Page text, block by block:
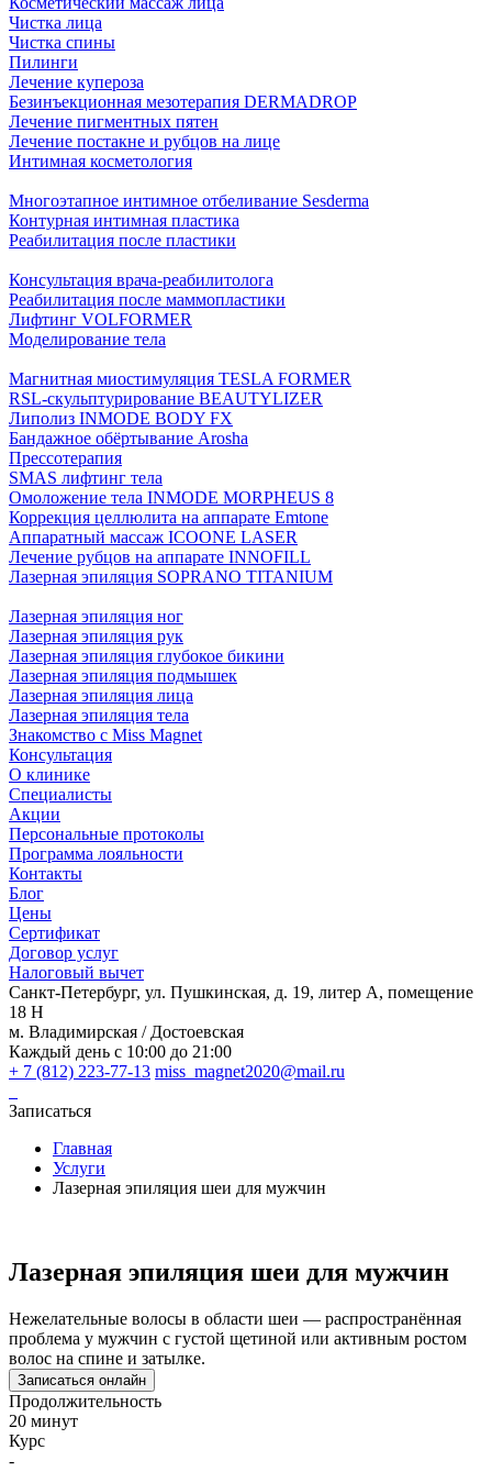
Чистка лица
Чистка спины
Пилинги
Лечение купероза
Безинъекционная мезотерапия DERMADROP
Лечение пигментных пятен
Лечение постакне и рубцов на лице
Интимная косметология
Многоэтапное интимное отбеливание Sesderma
Контурная интимная пластика
Реабилитация после пластики
Консультация врача-реабилитолога
Реабилитация после маммопластики
Лифтинг VOLFORMER
Моделирование тела
Магнитная миостимуляция TESLA FORMER
RSL-скульптурирование BEAUTYLIZER
Липолиз INMODE BODY FX
Бандажное обёртывание Arosha
Прессотерапия
SMAS лифтинг тела
Омоложение тела INMODE MORPHEUS 8
Коррекция целлюлита на аппарате Emtone
Аппаратный массаж ICOONE LASER
Лечение рубцов на аппарате INNOFILL
Лазерная эпиляция SOPRANO TITANIUM
Лазерная эпиляция ног
Лазерная эпиляция рук
Лазерная эпиляция глубокое бикини
Лазерная эпиляция подмышек
Лазерная эпиляция лица
Лазерная эпиляция тела
Знакомство с Miss Magnet
Консультация
О клинике
Специалисты
Акции
Персональные протоколы
Программа лояльности
Контакты
Блог
Цены
Сертификат
Договор услуг
Налоговый вычет
Санкт-Петербург, ул. Пушкинская, д. 19, литер А, помещение
18 Н
м. Владимирская / Достоевская
Каждый день с 10:00 до 21:00
+ 7 (812) 223-77-13 miss_magnet2020@mail.ru
Записаться
Главная
Услуги
Лазерная эпиляция шеи для мужчин
Лазерная эпиляция шеи для мужчин
Нежелательные волосы в области шеи — распространённая
проблема у мужчин с густой щетиной или активным ростом
волос на спине и затылке.
Записаться онлайн
Продолжительность
20 минут
Курс
-